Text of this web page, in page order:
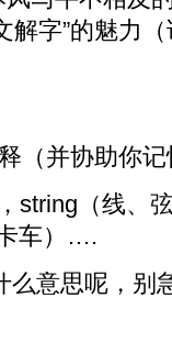
解字”的魅力
（并协助你
string（线、
车）….
么意思呢，别